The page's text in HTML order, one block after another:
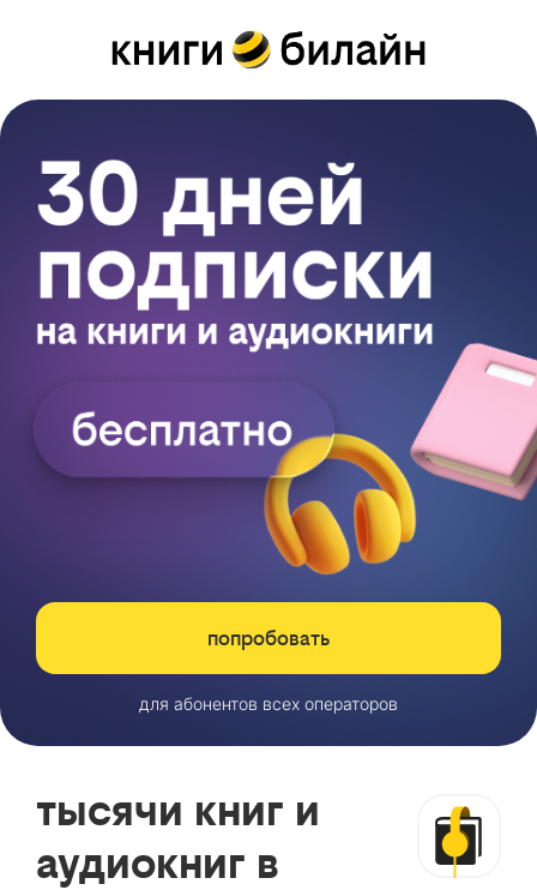
попробовать
для абонентов всех операторов
тысячи книг и
аудиокниг в